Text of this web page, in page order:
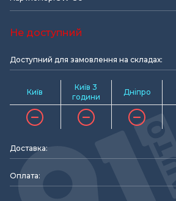
Не доступний
Доступний для замовлення на складах:
Київ
Київ 3
години
Дніпро
Доставка:
Оплата: